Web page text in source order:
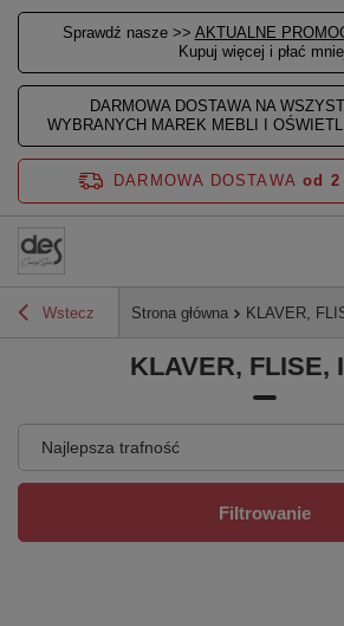
Sprawdź nasze >> AKTUALNE
Kupuj więcej i płać
DARMOWA DOSTAWA NA
WYBRANYCH MAREK MEBLI I
DARMOWA DOSTAWA od 2
Wstecz Strona główna KLAVER,
KLAVER, FLISE,
Najlepsza trafność
Filtrowanie